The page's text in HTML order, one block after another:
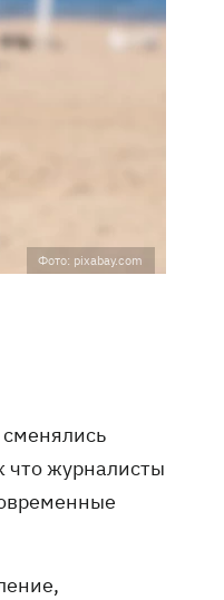
Фото: pixabay.com
сменялись
что журналисты